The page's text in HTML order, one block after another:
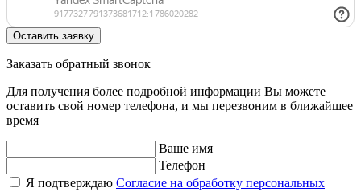
Оставить заявку
Заказать обратный звонок
Для получения более подробной информации Вы можете
оставить свой номер телефона, и мы перезвоним в ближайшее
время
Ваше имя
Телефон
Я подтверждаю Согласие на обработку персональных